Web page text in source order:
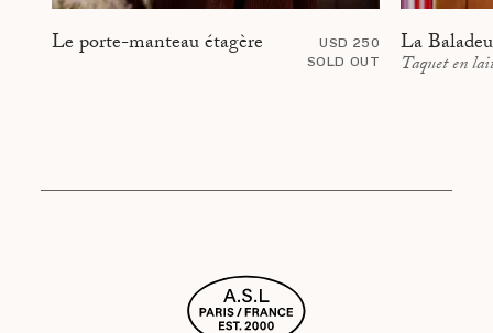
Le porte-manteau étagère
USD 250
SOLD OUT
La
Taquet en